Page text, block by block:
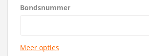
Bondsnummer
Meer opties